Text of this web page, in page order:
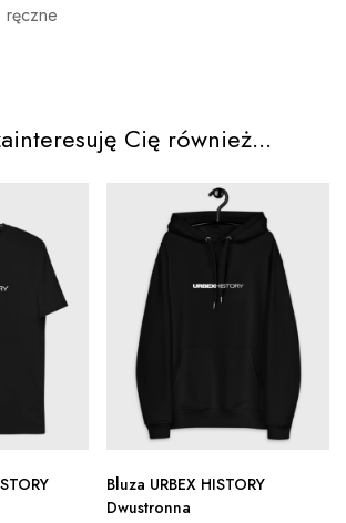
ręczne
Cię również...
Bluza URBEX HISTORY
Dwustronna